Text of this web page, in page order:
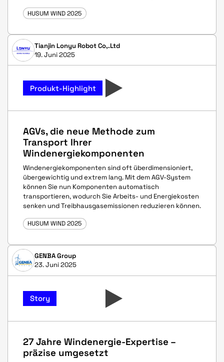
HUSUM WIND 2025
Tianjin Lonyu Robot Co,.Ltd
19. Juni 2025
Produkt-Highlight
AGVs, die neue Methode zum
Transport Ihrer
Windenergiekomponenten
Windenergiekomponenten sind oft überdimensioniert,
übergewichtig und extrem lang. Mit dem AGV-System
können Sie nun Komponenten automatisch
transportieren, wodurch Sie Arbeits- und Energiekosten
senken und Treibhausgasemissionen reduzieren können.
HUSUM WIND 2025
GENBA Group
23. Juni 2025
Story
27 Jahre Windenergie-Expertise –
präzise umgesetzt